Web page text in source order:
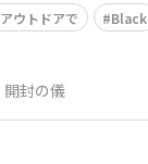
アウトドアで Black
開封の儀